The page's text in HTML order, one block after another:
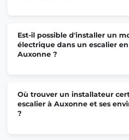
Est-il possible d'installer un
électrique dans un escalier
Auxonne ?
Où trouver un installateur
escalier à Auxonne et ses
?